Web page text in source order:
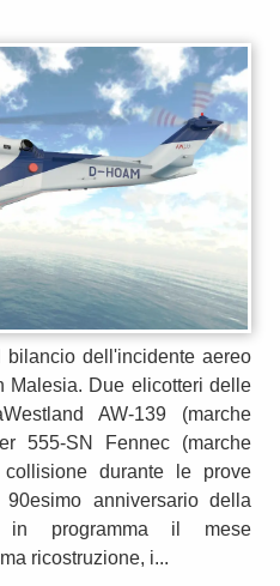
dell'incidente aereo
Malesia. Due elicotteri delle
AW-139 (marche
555-SN Fennec (marche
durante le prove
anniversario della
in programma il mese
ricostruzione, i...